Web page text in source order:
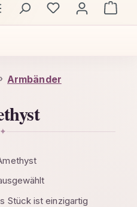
Du hast 0
Armbänder
Stück ist einzigartig